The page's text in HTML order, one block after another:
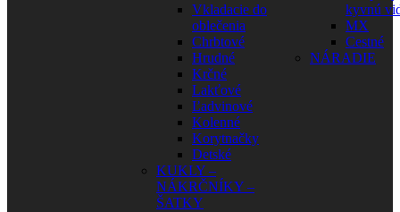
Vkladacie do
oblečenia
Chrbtové
Hrudné
Krčné
Lakťové
Ľadvinové
Kolenné
Korytnačky
Detské
KUKLY –
NÁKRČNÍKY –
ŠATKY
kyvnú
MX
Cestné
NÁRADIE